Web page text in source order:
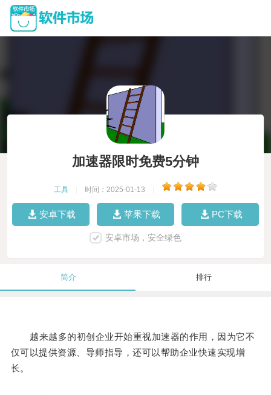
加速器限时免费5分钟
工具 时间：2025-01-13
安卓下载 苹果下载 PC下载
安卓市场，安全绿色
简介 排行
越来越多的初创企业开始重视加速器的作用，因为它不
仅可以提供资源、导师指导，还可以帮助企业快速实现增
长。